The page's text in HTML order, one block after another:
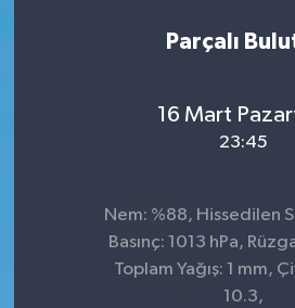
Parçalı
16 Mart
23:45
Nem: %88, Hissedilen
Basınç: 1013 hPa,
Toplam Yağış: 1 mm,
10.3,